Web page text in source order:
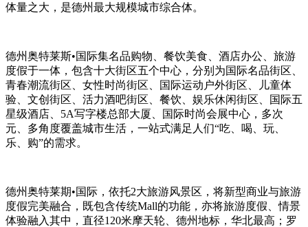
体量之大，是德州最大规模城市综合体。
德州奥特莱斯•国际集名品购物、餐饮美食、酒店办公、旅游
度假于一体，包含十大街区五个中心，分别为国际名品街区、
青春潮流街区、女性时尚街区、国际运动户外街区、儿童体
验、文创街区、活力酒吧街区、餐饮、娱乐休闲街区、国际五
星级酒店、5A写字楼总部大厦、国际时尚会展中心，多次
元、多角度覆盖城市生活，一站式满足人们“吃、喝、玩、
乐、购”的需求。
德州奥特莱期•国际，依托2大旅游风景区，将新型商业与旅游
度假完美融合，既包含传统Mall的功能，亦将旅游度假、情景
体验融入其中，直径120米摩天轮、德州地标，华北最高；罗